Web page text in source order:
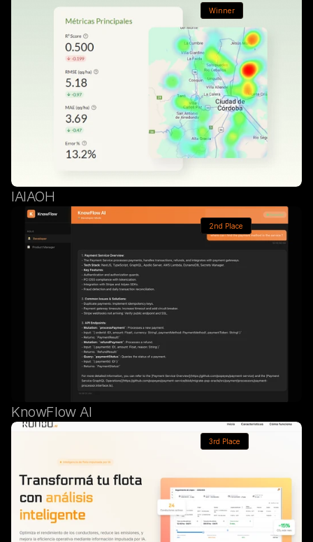
Winner
IAIAOH
2nd Place
KnowFlow AI
3rd Place